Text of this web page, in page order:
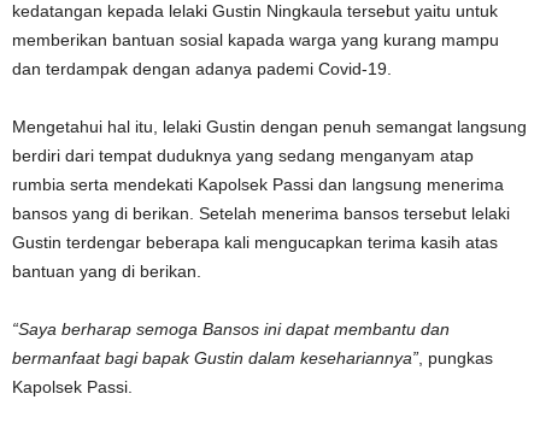
kedatangan kepada lelaki Gustin Ningkaula tersebut yaitu untuk
memberikan bantuan sosial kapada warga yang kurang mampu
dan terdampak dengan adanya pademi Covid-19.
Mengetahui hal itu, lelaki Gustin dengan penuh semangat langsung
berdiri dari tempat duduknya yang sedang menganyam atap
rumbia serta mendekati Kapolsek Passi dan langsung menerima
bansos yang di berikan. Setelah menerima bansos tersebut lelaki
Gustin terdengar beberapa kali mengucapkan terima kasih atas
bantuan yang di berikan.
“Saya berharap semoga Bansos ini dapat membantu dan
bermanfaat bagi bapak Gustin dalam kesehariannya” , pungkas
Kapolsek Passi.